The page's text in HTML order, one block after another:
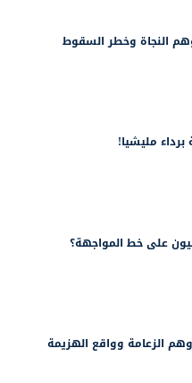
النجاة وخطر السقوط
برداء مليشيا!
على خط المواجهة؟
وهم الزعامة وواقع الهزيمة